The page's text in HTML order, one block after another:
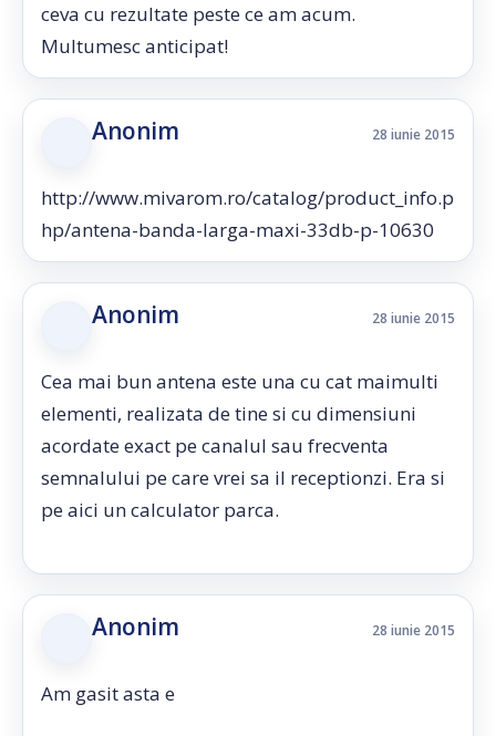
ceva cu rezultate peste ce am acum.
Multumesc anticipat!
Anonim 28 iunie 2015
http://www.mivarom.ro/catalog/product_info.p
hp/antena-banda-larga-maxi-33db-p-10630
Anonim 28 iunie 2015
Cea mai bun antena este una cu cat maimulti
elementi, realizata de tine si cu dimensiuni
acordate exact pe canalul sau frecventa
semnalului pe care vrei sa il receptionzi. Era si
pe aici un calculator parca.
Anonim 28 iunie 2015
Am gasit asta e